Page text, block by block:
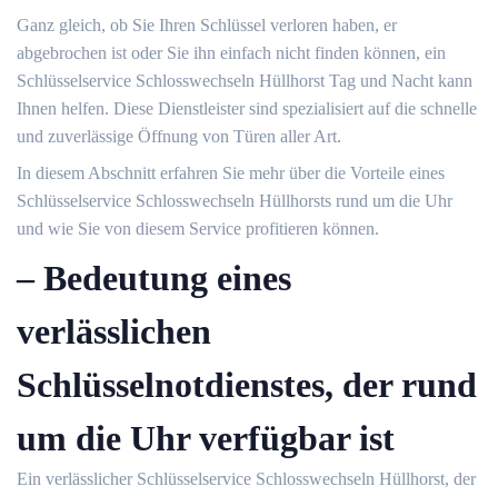
Ganz gleich, ob Sie Ihren Schlüssel verloren haben, er
abgebrochen ist oder Sie ihn einfach nicht finden können, ein
Schlüsselservice Schlosswechseln Hüllhorst Tag und Nacht kann
Ihnen helfen.​ Diese Dienstleister sind spezialisiert auf die schnelle
und zuverlässige Öffnung von Türen aller Art.​
In diesem Abschnitt erfahren Sie mehr über die Vorteile eines
Schlüsselservice Schlosswechseln Hüllhorsts rund um die Uhr
und wie Sie von diesem Service profitieren können.​
– Bedeutung eines
verlässlichen
Schlüsselnotdienstes, der rund
um die Uhr verfügbar ist
Ein verlässlicher Schlüsselservice Schlosswechseln Hüllhorst, der